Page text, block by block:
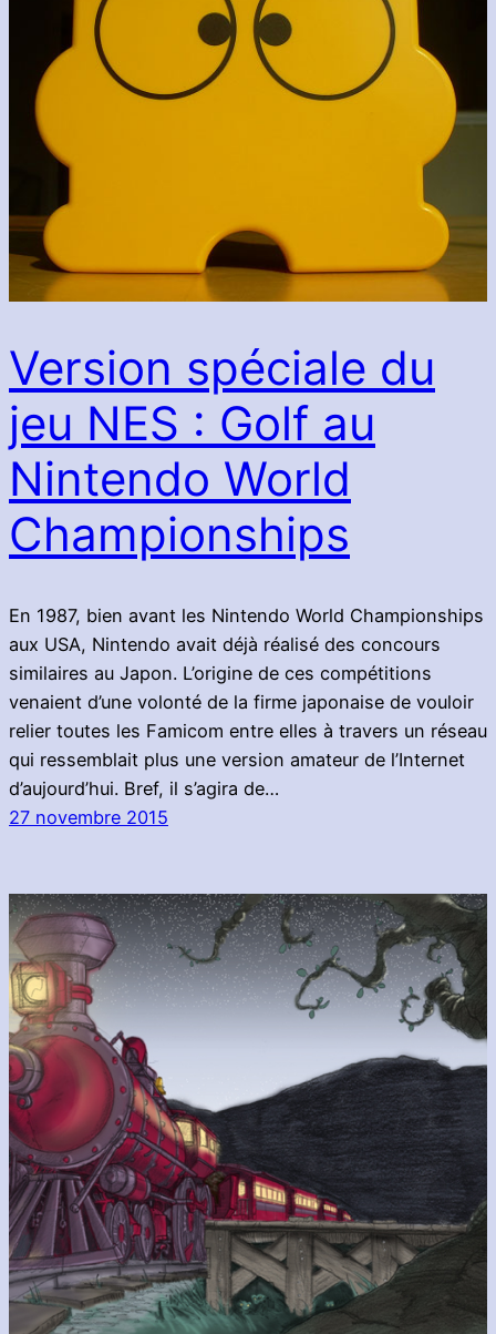
Version spéciale du
jeu NES : Golf au
Nintendo World
Championships
En 1987, bien avant les Nintendo World Championships
aux USA, Nintendo avait déjà réalisé des concours
similaires au Japon. L’origine de ces compétitions
venaient d’une volonté de la firme japonaise de vouloir
relier toutes les Famicom entre elles à travers un réseau
qui ressemblait plus une version amateur de l’Internet
d’aujourd’hui. Bref, il s’agira de…
27 novembre 2015